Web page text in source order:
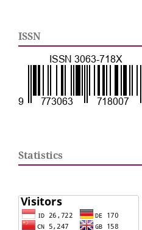
ISSN
Statistics